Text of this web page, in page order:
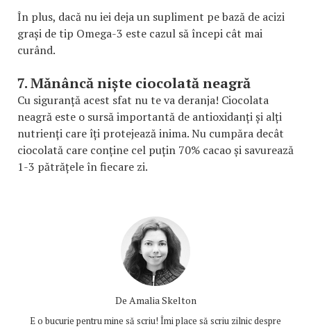
În plus, dacă nu iei deja un supliment pe bază de acizi
grași de tip Omega-3 este cazul să începi cât mai
curând.
7. Mănâncă niște ciocolată neagră
Cu siguranță acest sfat nu te va deranja! Ciocolata
neagră este o sursă importantă de antioxidanți și alți
nutrienți care îți protejează inima. Nu cumpăra decât
ciocolată care conține cel puțin 70% cacao și savurează
1-3 pătrățele în fiecare zi.
De Amalia Skelton
E o bucurie pentru mine să scriu! Îmi place să scriu zilnic despre